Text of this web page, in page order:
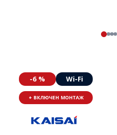
-6 % Wi-Fi
+ ВКЛЮЧЕН МОНТАЖ